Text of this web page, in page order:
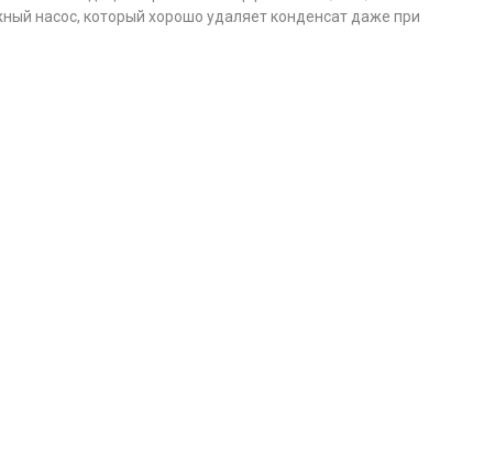
насос, который хорошо удаляет конденсат даже при